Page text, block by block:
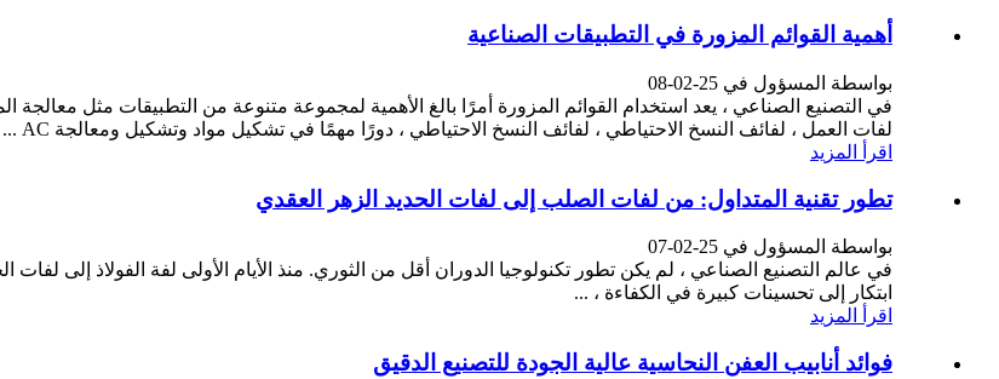
أهمية القوائم المزورة في التطبيقات الصناعية
بواسطة المسؤول في 25-02-08
في التصنيع الصناعي ، يعد استخدام القوائم المزورة أمرًا بالغ الأهمية لمجموعة متنوعة من التطبيقات مثل معالجة
لفات العمل ، لفائف النسخ الاحتياطي ، لفائف النسخ الاحتياطي ، دورًا مهمًا في تشكيل مواد وتشكيل ومعالجة AC ...
اقرأ المزيد
تطور تقنية المتداول: من لفات الصلب إلى لفات الحديد الزهر العقدي
بواسطة المسؤول في 25-02-07
في عالم التصنيع الصناعي ، لم يكن تطور تكنولوجيا الدوران أقل من الثوري. منذ الأيام الأولى لفة الفولاذ إلى لفات
ابتكار إلى تحسينات كبيرة في الكفاءة ، ...
اقرأ المزيد
فوائد أنابيب العفن النحاسية عالية الجودة للتصنيع الدقيق